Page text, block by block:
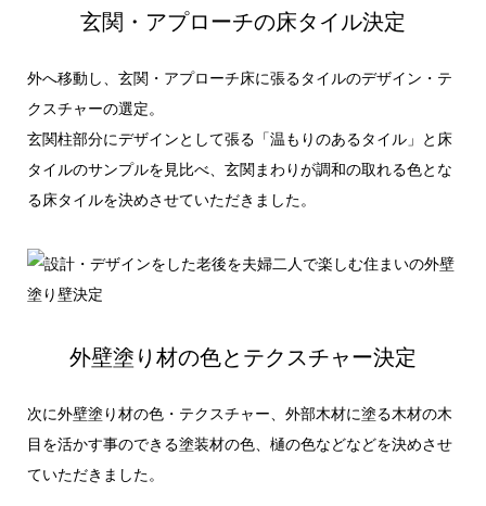
玄関・アプローチの床タイル決定
外へ移動し、玄関・アプローチ床に張るタイルのデザイン・テ
クスチャーの選定。
玄関柱部分にデザインとして張る「温もりのあるタイル」と床
タイルのサンプルを見比べ、玄関まわりが調和の取れる色とな
る床タイルを決めさせていただきました。
外壁塗り材の色とテクスチャー決定
次に外壁塗り材の色・テクスチャー、外部木材に塗る木材の木
目を活かす事のできる塗装材の色、樋の色などなどを決めさせ
ていただきました。